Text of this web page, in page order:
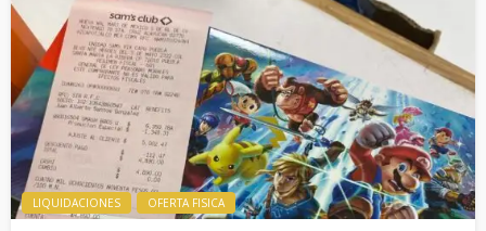
LIQUIDACIONES OFERTA FISICA